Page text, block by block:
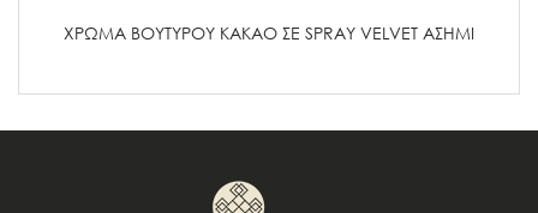
ΧΡΩΜΑ ΒΟΥΤΥΡΟΥ ΚΑΚΑΟ ΣΕ SPRAY VELVET ΑΣΗΜΙ